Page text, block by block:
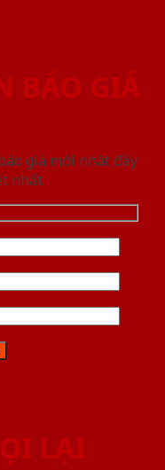
BÁO GIÁ
giá mới nhât đầy
nhất.
LẠI